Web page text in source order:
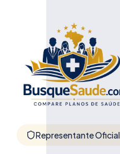
Representante Oficial